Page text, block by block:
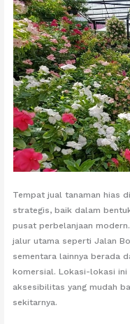
Tempat jual tanaman hias
strategis, baik dalam
pusat perbelanjaan
jalur utama seperti Jalan
sementara lainnya berada
komersial. Lokasi-lokasi ini
aksesibilitas yang mudah
sekitarnya.